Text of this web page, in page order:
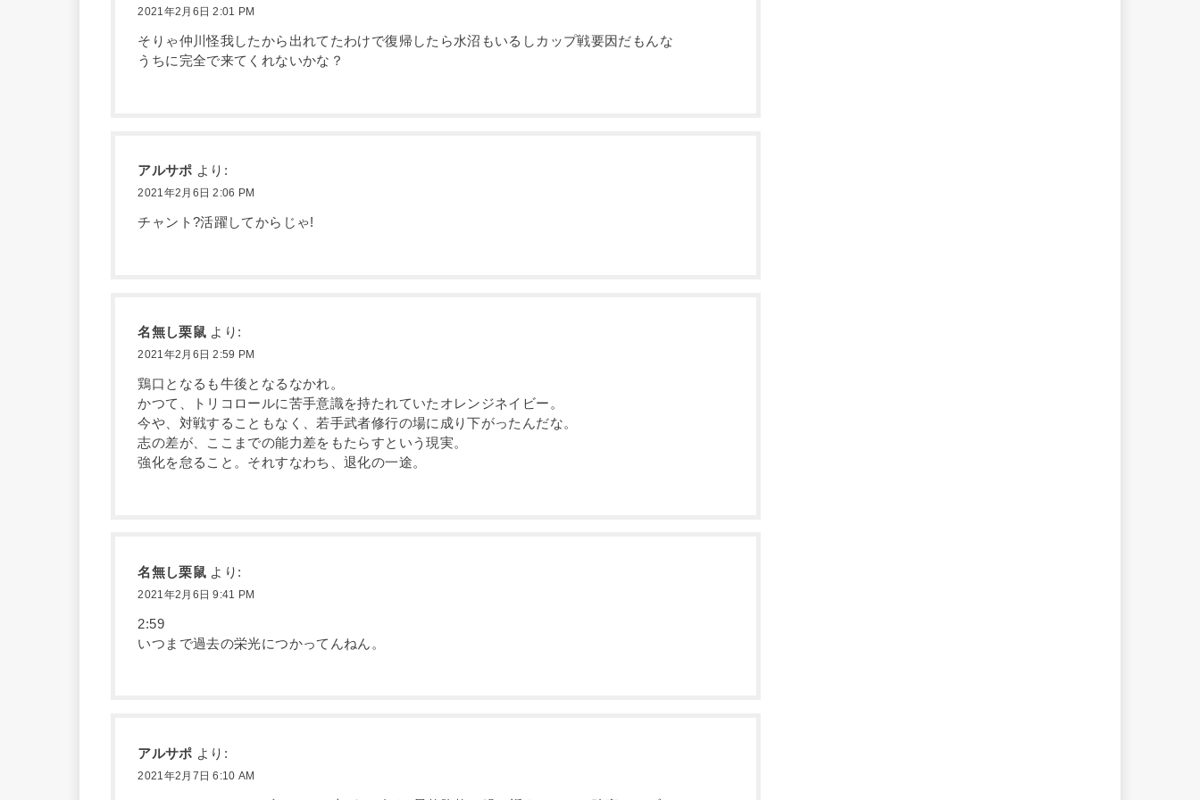
2021年2月6日 2:01 PM
そりゃ仲川怪我したから出れてたわけで復帰したら水沼もいるしカップ戦要因だもんな
うちに完全で来てくれないかな？
アルサポ より:
2021年2月6日 2:06 PM
チャント?活躍してからじゃ!
名無し栗鼠 より:
2021年2月6日 2:59 PM
鶏口となるも牛後となるなかれ。
かつて、トリコロールに苦手意識を持たれていたオレンジネイビー。
今や、対戦することもなく、若手武者修行の場に成り下がったんだな。
志の差が、ここまでの能力差をもたらすという現実。
強化を怠ること。それすなわち、退化の一途。
名無し栗鼠 より:
2021年2月6日 9:41 PM
2:59
いつまで過去の栄光につかってんねん。
アルサポ より:
2021年2月7日 6:10 AM